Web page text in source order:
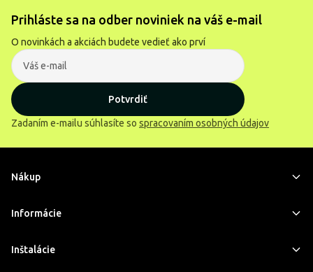
Prihláste sa na odber noviniek na váš e-mail
O novinkách a akciách budete vedieť ako prví
Potvrdiť
Zadaním e-mailu súhlasíte so spracovaním osobných údajov
Nákup
Informácie
Inštalácie